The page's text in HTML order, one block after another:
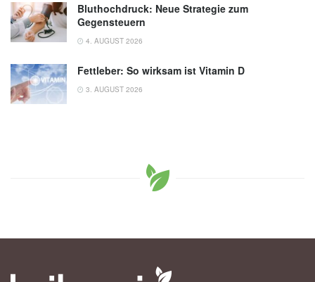
Bluthochdruck: Neue Strategie zum
Gegensteuern
4. AUGUST 2026
Fettleber: So wirksam ist Vitamin D
3. AUGUST 2026